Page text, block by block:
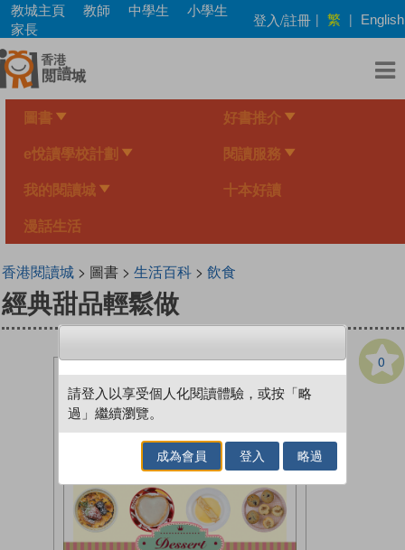
Skip
main
content
教城主頁 教師 中學生
小學生
家長
登入/註冊 | 繁 | English
圖書 好書推介
e悅讀學校計劃 閱讀服務
我的閱讀城 十本好讀
漫話生活
香港閱讀城> 圖書 > 生活百科> 飲食
經典甜品輕鬆做
0
請登入以享受個人化閱讀體驗，或按「略
過」繼續瀏覽。
成為會員 登入 略過